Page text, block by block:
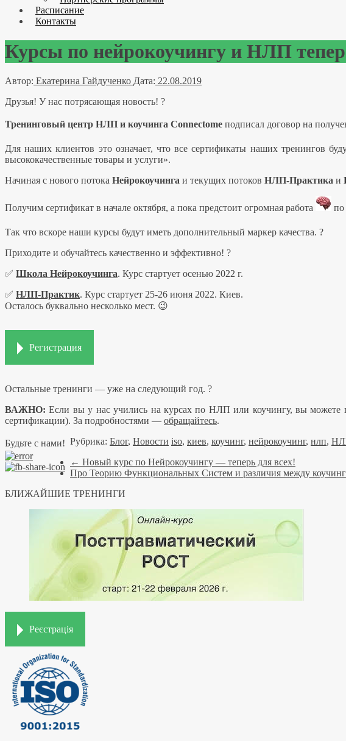
Расписание
Контакты
Курсы по нейрокоучингу и НЛП
Автор: Екатерина Гайдученко Дата: 22.08.2019
Друзья! У нас потрясающая новость! ?
Тренинговый центр НЛП и коучинга Connectome подписал договор на
Для наших клиентов это означает, что все сертификаты наших тренингов
высококачественные товары и услуги».
Начиная с нового потока Нейрокоучинга и текущих потоков НЛП-Практика и
Получим сертификат в начале октября, а пока предстоит огромная работа по
Так что вскоре наши курсы будут иметь дополнительный маркер качества. ?
Приходите и обучайтесь качественно и эффективно! ?
✅ Школа Нейрокоучинга. Курс стартует осенью 2022 г.
✅ НЛП-Практик. Курс стартует 25-26 июня 2022. Киев.
Осталось буквально несколько мест. 😉
Регистрация
Остальные тренинги — уже на следующий год. ?
ВАЖНО: Если вы у нас учились на курсах по НЛП или коучингу, вы можете
сертификации). За подробностями — обращайтесь.
Будьте с нами! Рубрика: Блог, Новости iso, киев, коучинг, нейрокоучинг, нлп,
← Новый курс по Нейрокоучингу — теперь для всех!
Про Теорию Функциональных Систем и различия между
БЛИЖАЙШИЕ ТРЕНИНГИ
Реєстрація